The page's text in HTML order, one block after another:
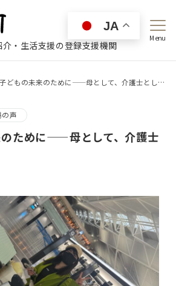
介・生活支援の登録支援機関
Menu
子どもの未来のために——母として、介護士としての決断」
の声
のために——母として、介護士
JA